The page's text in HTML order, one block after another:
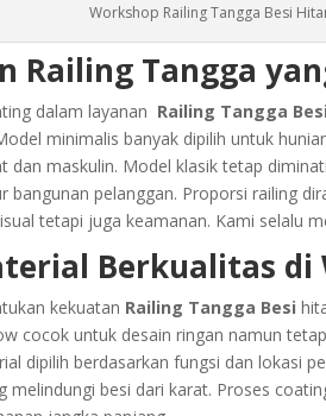
Workshop Railing Tangga Besi
Railing Tangga
dalam layanan Railing Tangga Besi
minimalis banyak dipilih untuk
dan maskulin. Model klasik tetap
bangunan pelanggan. Proporsi railing
tetapi juga keamanan. Kami selalu
Berkualitas di
kekuatan Railing Tangga Besi
cocok untuk desain ringan namun
dipilih berdasarkan fungsi dan lokasi
melindungi besi dari karat. Proses